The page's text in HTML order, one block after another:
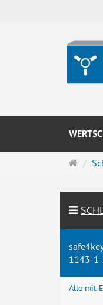
1143-1
Alle mit